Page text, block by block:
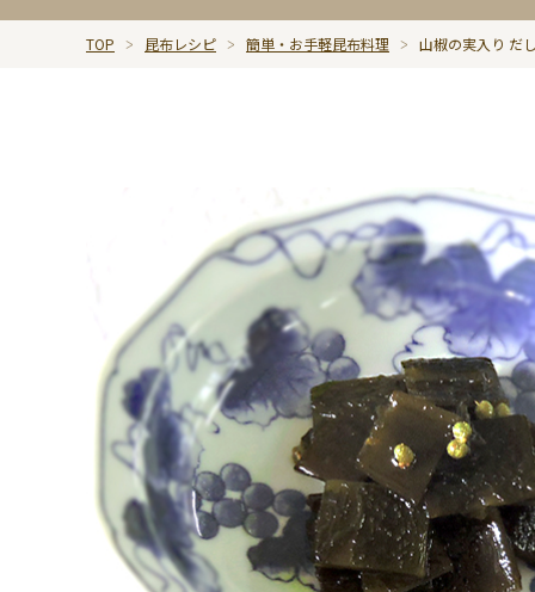
TOP 昆布レシピ 簡単・お手軽昆布料理 山椒の実入り だ